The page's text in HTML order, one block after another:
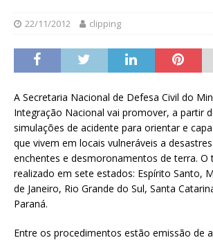
22/11/2012 clipping
A Secretaria Nacional de Defesa Civil do
Integração Nacional vai promover, a partir
simulações de acidente para orientar e
que vivem em locais vulneráveis a
enchentes e desmoronamentos de terra. O
realizado em sete estados: Espírito Santo,
de Janeiro, Rio Grande do Sul, Santa
Paraná.
Entre os procedimentos estão emissão de